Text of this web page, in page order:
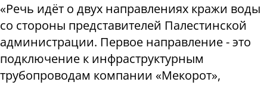
«Речь идёт о двух направлениях кражи воды
со стороны представителей Палестинской
администрации. Первое направление - это
подключение к инфраструктурным
трубопроводам компании «Мекорот»,